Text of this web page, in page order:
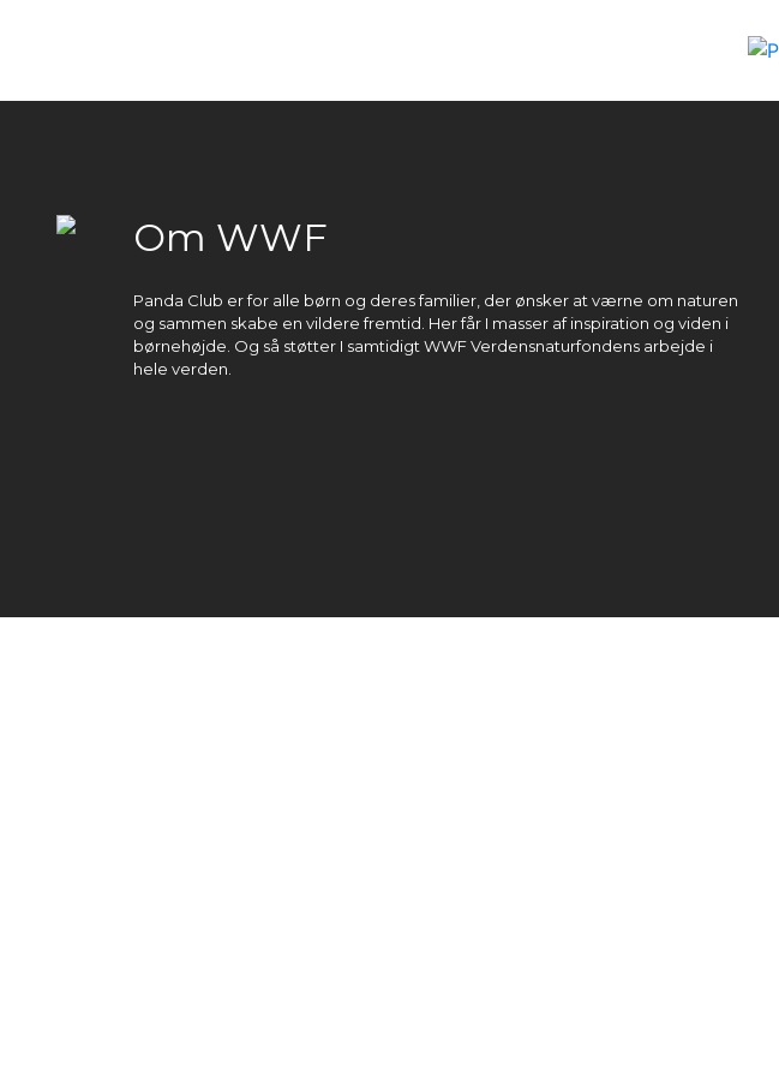
Om WWF
Panda Club er for alle børn og deres familier, der ønsker at værne om naturen
og sammen skabe en vildere fremtid. Her får I masser af inspiration og viden i
børnehøjde. Og så støtter I samtidigt WWF Verdensnaturfondens arbejde i
hele verden.